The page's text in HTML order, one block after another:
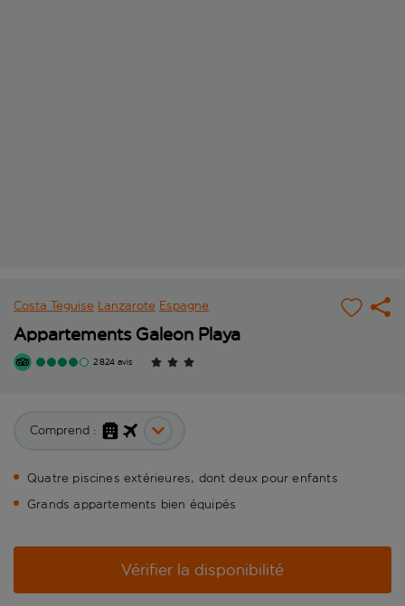
Costa Teguise Lanzarote Espagne
Appartements Galeon Playa
2 824 avis
Comprend :
Quatre piscines extérieures, dont deux pour enfants
Grands appartements bien équipés
Vérifier la disponibilité